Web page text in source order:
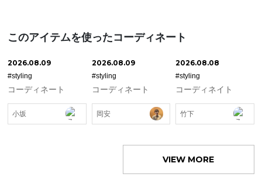
このアイテムを使ったコーディネート
2026.08.09
#styling
コーディネート
小坂
2026.08.09
#styling
コーディネート
岡安
2026.08.08
#styling
コーディネイト
竹下
VIEW MORE